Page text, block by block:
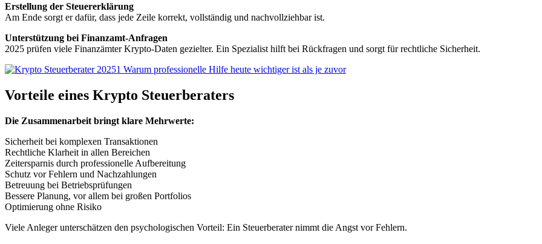
Erstellung der Steuererklärung
Am Ende sorgt er dafür, dass jede Zeile korrekt, vollständig und nachvollziehbar ist.
Unterstützung bei Finanzamt-Anfragen
2025 prüfen viele Finanzämter Krypto-Daten gezielter. Ein Spezialist hilft bei Rückfragen und sorgt für rechtliche Sicherheit.
Vorteile eines Krypto Steuerberaters
Die Zusammenarbeit bringt klare Mehrwerte:
Sicherheit bei komplexen Transaktionen
Rechtliche Klarheit in allen Bereichen
Zeitersparnis durch professionelle Aufbereitung
Schutz vor Fehlern und Nachzahlungen
Betreuung bei Betriebsprüfungen
Bessere Planung, vor allem bei großen Portfolios
Optimierung ohne Risiko
Viele Anleger unterschätzen den psychologischen Vorteil: Ein Steuerberater nimmt die Angst vor Fehlern.